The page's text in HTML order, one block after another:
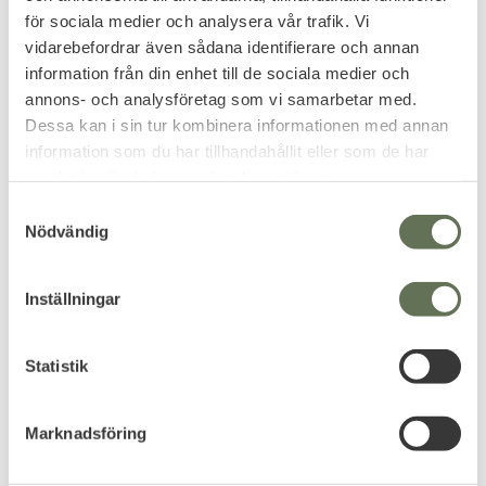
för sociala medier och analysera vår trafik. Vi
vidarebefordrar även sådana identifierare och annan
information från din enhet till de sociala medier och
annons- och analysföretag som vi samarbetar med.
Dessa kan i sin tur kombinera informationen med annan
information som du har tillhandahållit eller som de har
Nödvändig
Inställningar
Statistik
Marknadsföring
Add to favorites
Atomic Stormtändare
Jet Barrel Svart
jetstråle.
Add to favorites
Silver Match Gas Till
Tändare 90ml